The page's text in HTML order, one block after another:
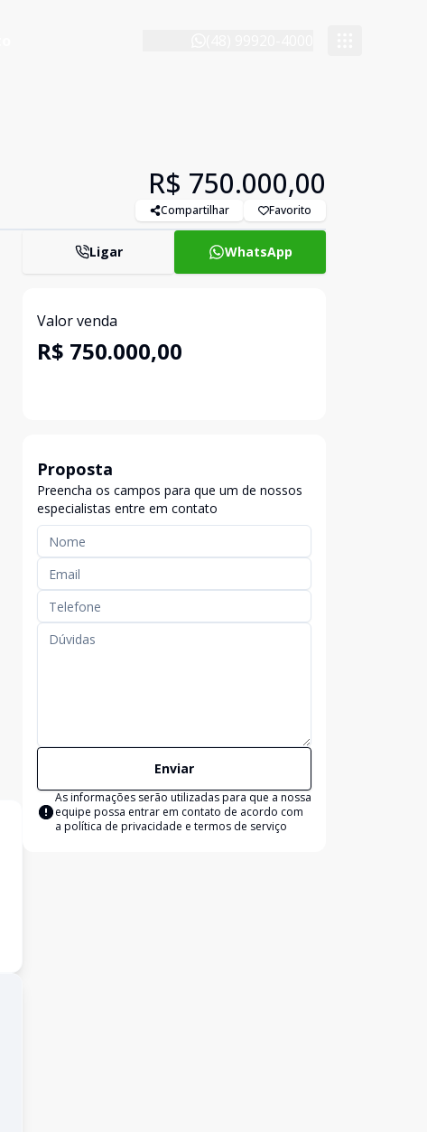
R$ 750.000,00
Compartilhar Favorito
Ligar WhatsApp
Valor venda
R$ 750.000,00
Proposta
Preencha os campos para que um de nossos
especialistas entre em contato
Enviar
As informações serão utilizadas para que a nossa
equipe possa entrar em contato de acordo com
a política de privacidade e termos de serviço